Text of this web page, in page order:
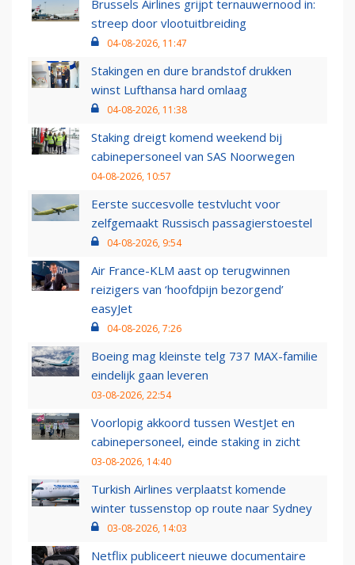
Brussels Airlines grijpt ternauwernood in:
streep door vlootuitbreiding
04-08-2026, 11:47
Stakingen en dure brandstof drukken
winst Lufthansa hard omlaag
04-08-2026, 11:38
Staking dreigt komend weekend bij
cabinepersoneel van SAS Noorwegen
04-08-2026, 10:57
Eerste succesvolle testvlucht voor
zelfgemaakt Russisch passagierstoestel
04-08-2026, 9:54
Air France-KLM aast op terugwinnen
reizigers van ‘hoofdpijn bezorgend’
easyJet
04-08-2026, 7:26
Boeing mag kleinste telg 737 MAX-familie
eindelijk gaan leveren
03-08-2026, 22:54
Voorlopig akkoord tussen WestJet en
cabinepersoneel, einde staking in zicht
03-08-2026, 14:40
Turkish Airlines verplaatst komende
winter tussenstop op route naar Sydney
03-08-2026, 14:03
Netflix publiceert nieuwe documentaire